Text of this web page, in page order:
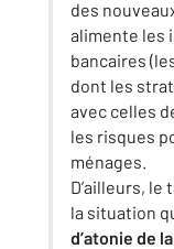
des
alimente les
bancaires
dont les
avec celles
les risques
ménages.
D’ailleurs,
la situation
d’atonie de